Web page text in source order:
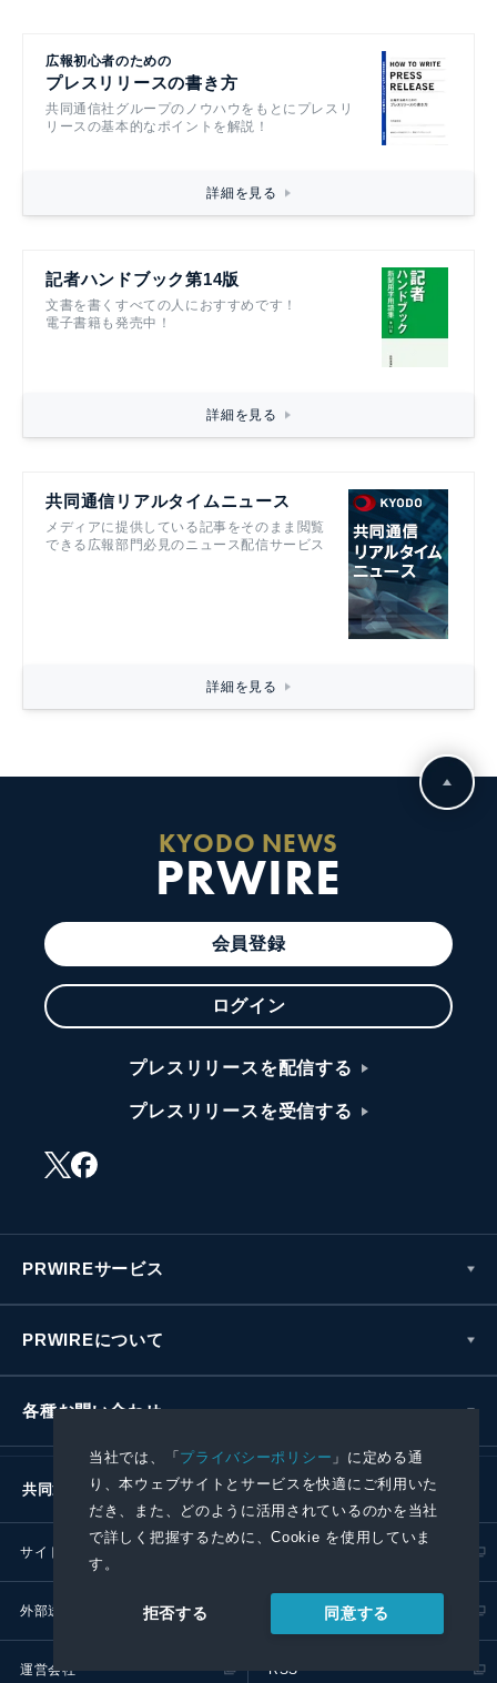
当社では、「プライバシーポリシー 」に定める通
り、本ウェブサイトとサービスを快適にご利用いた
だき、また、どのように活用されているのかを当社
で詳しく把握するために、Cookie を使用していま
す。
拒否する 同意する
広報初心者のための
プレスリリースの書き方
共同通信社グループのノウハウをもとにプレスリ
リースの基本的なポイントを解説！
詳細を見る
記者ハンドブック第14版
文書を書くすべての人におすすめです！
電子書籍も発売中！
詳細を見る
共同通信リアルタイムニュース
メディアに提供している記事をそのまま閲覧
できる広報部門必見のニュース配信サービス
詳細を見る
KYODO NEWS
PRWIRE
会員登録
ログイン
プレスリリースを配信する
プレスリリースを受信する
PRWIREサービス
PRWIREについて
各種お問い合わせ
共同通信社グループ
サイトポリシー
外部送信ポリシー プレスリリース取扱基準
運営会社 RSS